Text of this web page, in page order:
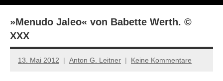
Lyrik,
Essay
»Menudo Jaleo« von Babette Werth. ©
XXX
13. Mai 2012 Anton G. Leitner Keine Kommentare